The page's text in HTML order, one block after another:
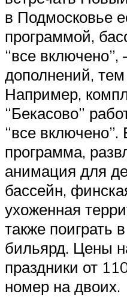
в Подмосковье
программой,
“все
дополнений,
Например,
“Бекасово”
“все включено”.
программа,
анимация для
бассейн,
ухоженная
также поиграть
бильярд. Цены
праздники от
номер на двоих.